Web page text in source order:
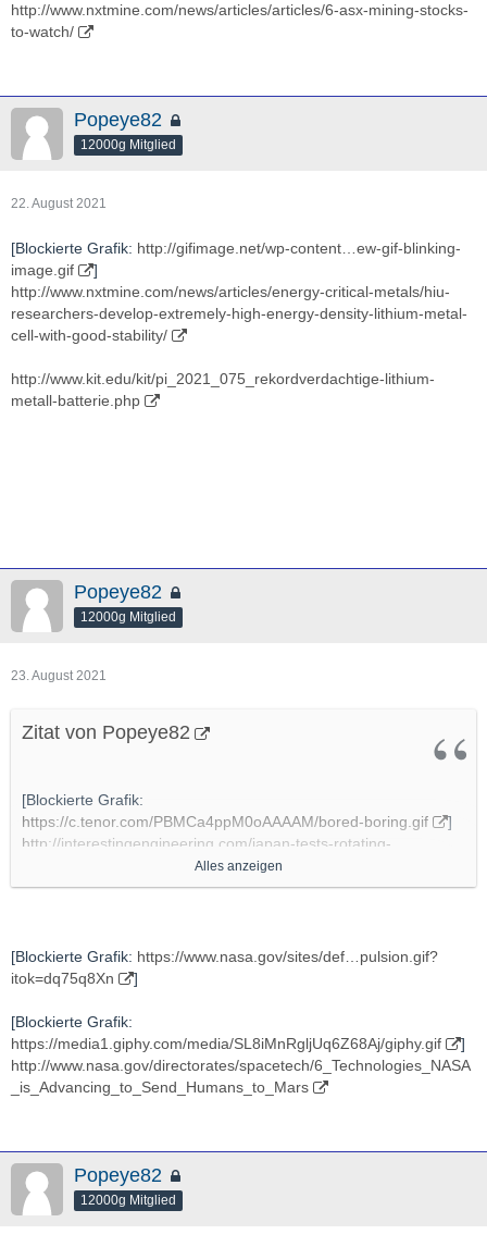
http://www.nxtmine.com/news/articles/articles/6-asx-mining-stocks-
to-watch/
Popeye82
12000g Mitglied
22. August 2021
[Blockierte Grafik: http://gifimage.net/wp-content…ew-gif-blinking-
image.gif
]
http://www.nxtmine.com/news/articles/energy-critical-metals/hiu-
researchers-develop-extremely-high-energy-density-lithium-metal-
cell-with-good-stability/
http://www.kit.edu/kit/pi_2021_075_rekordverdachtige-lithium-
metall-batterie.php
Popeye82
12000g Mitglied
23. August 2021
Zitat von Popeye82
[Blockierte Grafik:
https://c.tenor.com/PBMCa4ppM0oAAAAM/bored-boring.gif
]
http://interestingengineering.com/japan-tests-rotating-
detonation-engine-in-space-for-the-first-time
http://www.youtube.com/watch?v=dK2CbJNHnC0
肝付町の内之浦宇宙空間観測所から観測ロケット「Ｓ５２０－３
１号機」を打ち上げた。メタンと酸素が反応して起きる衝撃波を
推力に変える「デトネーションエンジン」と呼ばれる技術を、世
界で初めて宇宙空間で実証した。実験の様子を記録したカプセル
ross-geller.gif
]
http://en.wikipedia.org/wiki/Rotating_detonation_engine
Alles anzeigen
[Blockierte Grafik: https://www.nasa.gov/sites/def…pulsion.gif?
itok=dq75q8Xn
]
[Blockierte Grafik:
https://media1.giphy.com/media/SL8iMnRgljUq6Z68Aj/giphy.gif
]
http://www.nasa.gov/directorates/spacetech/6_Technologies_NASA
_is_Advancing_to_Send_Humans_to_Mars
Popeye82
12000g Mitglied